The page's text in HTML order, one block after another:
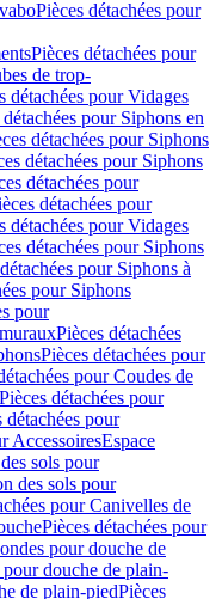
Pièces détachées pour
Pièces détachées pour
de trop-
détachées pour Vidages
détachées pour Siphons en
détachées pour Siphons
détachées pour Siphons
détachées pour
détachées pour
détachées pour Vidages
détachées pour Siphons
pour Siphons à
pour Siphons
pour
Pièces détachées
Pièces détachées pour
pour Coudes de
Pièces détachées pour
détachées pour
AccessoiresEspace
sols pour
des sols pour
pour Canivelles de
Pièces détachées pour
pour douche de
pour douche de plain-
de plain-piedPièces